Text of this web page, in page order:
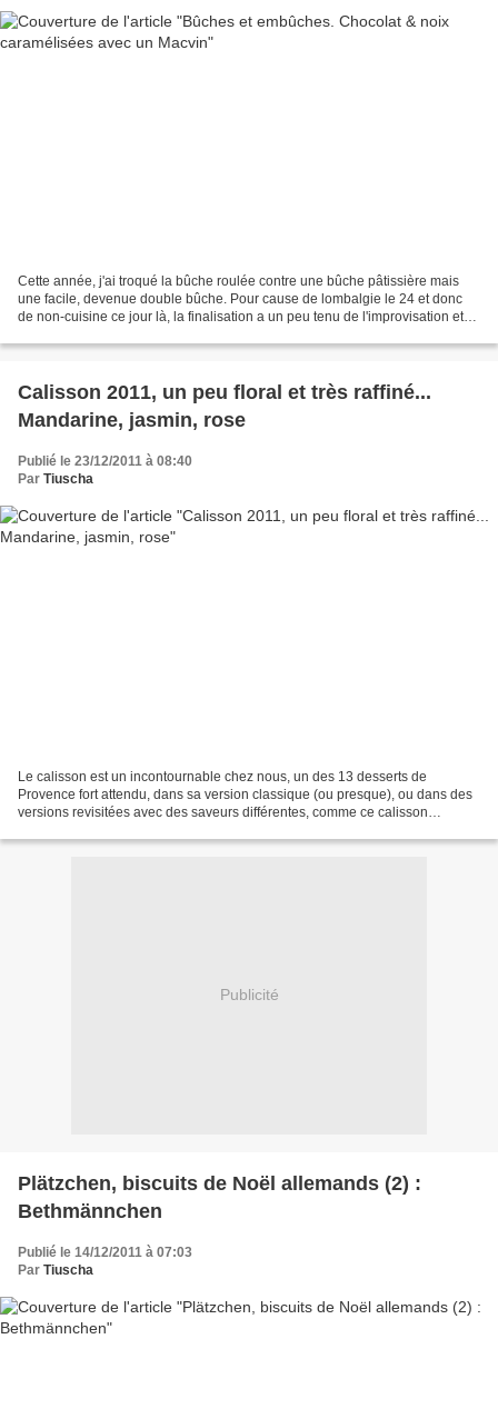
Cette année, j'ai troqué la bûche roulée contre une bûche pâtissière mais
une facile, devenue double bûche. Pour cause de lombalgie le 24 et donc
de non-cuisine ce jour là, la finalisation a un peu tenu de l'improvisation et
Calisson 2011, un peu floral et très raffiné...
Mandarine, jasmin, rose
Publié le 23/12/2011 à 08:40
Par Tiuscha
Le calisson est un incontournable chez nous, un des 13 desserts de
Provence fort attendu, dans sa version classique (ou presque), ou dans des
versions revisitées avec des saveurs différentes, comme ce calisson
Publicité
Plätzchen, biscuits de Noël allemands (2) :
Bethmännchen
Publié le 14/12/2011 à 07:03
Par Tiuscha